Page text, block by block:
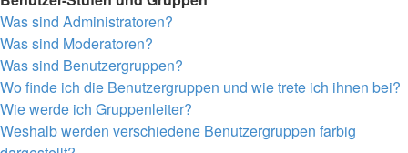
Was sind Administratoren?
Was sind Moderatoren?
Was sind Benutzergruppen?
Wo finde ich die Benutzergruppen und wie trete ich ihnen bei?
Wie werde ich Gruppenleiter?
Weshalb werden verschiedene Benutzergruppen farbig